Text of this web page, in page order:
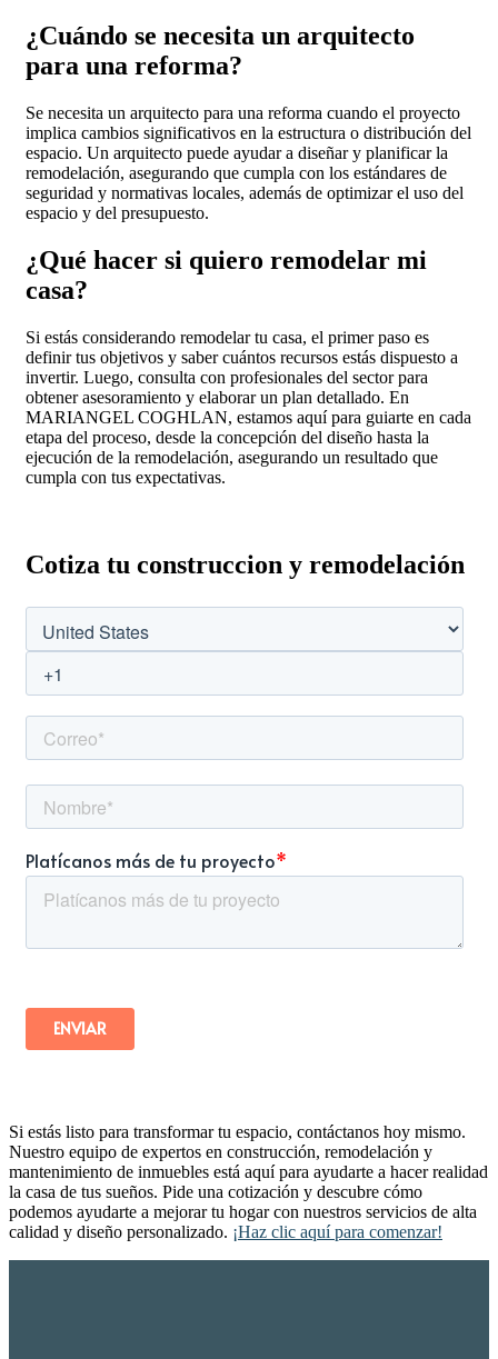
¿Cuándo se necesita un arquitecto
para una reforma?
Se necesita un arquitecto para una reforma cuando el proyecto
implica cambios significativos en la estructura o distribución del
espacio. Un arquitecto puede ayudar a diseñar y planificar la
remodelación, asegurando que cumpla con los estándares de
seguridad y normativas locales, además de optimizar el uso del
espacio y del presupuesto.
¿Qué hacer si quiero remodelar mi
casa?
Si estás considerando remodelar tu casa, el primer paso es
definir tus objetivos y saber cuántos recursos estás dispuesto a
invertir. Luego, consulta con profesionales del sector para
obtener asesoramiento y elaborar un plan detallado. En
MARIANGEL COGHLAN, estamos aquí para guiarte en cada
etapa del proceso, desde la concepción del diseño hasta la
ejecución de la remodelación, asegurando un resultado que
cumpla con tus expectativas.
Cotiza tu construccion y remodelación
Si estás listo para transformar tu espacio, contáctanos hoy mismo.
Nuestro equipo de expertos en construcción, remodelación y
mantenimiento de inmuebles está aquí para ayudarte a hacer realidad
la casa de tus sueños. Pide una cotización y descubre cómo
podemos ayudarte a mejorar tu hogar con nuestros servicios de alta
calidad y diseño personalizado. ¡Haz clic aquí para comenzar!